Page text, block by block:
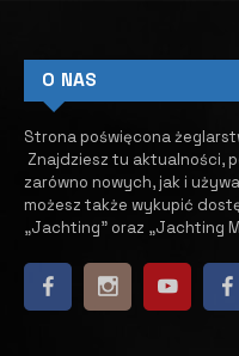
O NAS
Strona poświęcona
Znajdziesz tu aktualności,
zarówno nowych, jak i
możesz także wykupić
„Jachting” oraz „Jachting